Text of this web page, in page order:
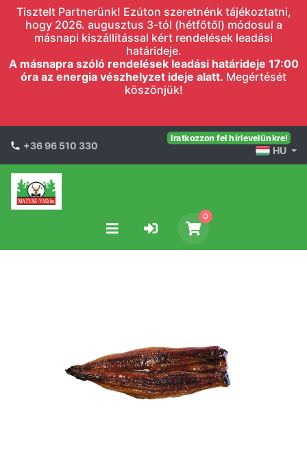
Tisztelt Partnerünk! Ezúton szeretnénk tájékoztatni,
hogy 2026. augusztus 3-tól (hétfőtől) módosul a
másnapi kiszállítással kért rendelések leadási
határideje.
A másnapra szóló rendelések leadási határideje 17:00
óra az energia vészhelyzet ideje alatt. Megértését
köszönjük!
+36 96 510 330
Iratkozzon fel hírlevelünkre!
HU
0